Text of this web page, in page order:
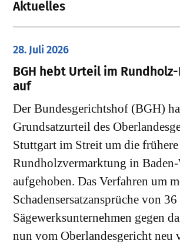
Aktuelles
28. Juli 2026
​BGH hebt Urteil im
auf
Der Bundesgerichtshof (BGH)
Grundsatzurteil des
Stuttgart im Streit um die frühere
Rundholzvermarktung in
aufgehoben. Das Verfahren um
Schadensersatzansprüche von 36
Sägewerksunternehmen gegen
nun vom Oberlandesgericht neu